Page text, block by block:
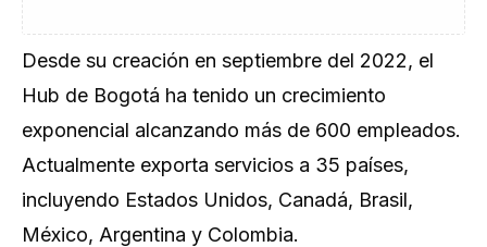
Desde su creación en septiembre del 2022, el
Hub de Bogotá ha tenido un crecimiento
exponencial alcanzando más de 600 empleados.
Actualmente exporta servicios a 35 países,
incluyendo Estados Unidos, Canadá, Brasil,
México, Argentina y Colombia.